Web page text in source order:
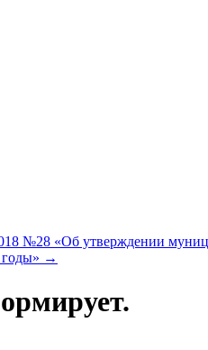
№28 «Об утверждении
→